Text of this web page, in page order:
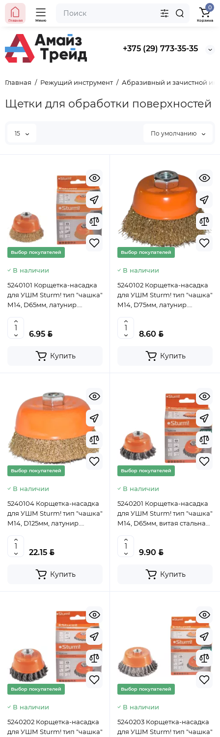
+375 (29) 773-35-35
Главная Меню
0
Корзина
Главная Режущий инструмент Абразивный и зачистной
Щетки для обработки поверхностей
15 По умолчанию
Выбор покупателей
В наличии
5240101 Корщетка-насадка
для УШМ Sturm! тип "чашка"
М14, D65мм, латунир.
4603010057444 (CN)
6.95 BYN
Купить
Выбор покупателей
В наличии
5240102 Корщетка-насадка
для УШМ Sturm! тип "чашка"
М14, D75мм, латунир.
4603010057451 (CN)
8.60 BYN
Купить
Выбор покупателей
В наличии
5240104 Корщетка-насадка
для УШМ Sturm! тип "чашка"
М14, D125мм, латунир.
4603010057482 (CN)
22.15 BYN
Купить
Выбор покупателей
В наличии
5240201 Корщетка-насадка
для УШМ Sturm! тип "чашка"
М14, D65мм, витая стальная
9.90 BYN
Купить
Выбор покупателей
В наличии
5240202 Корщетка-насадка
для УШМ Sturm! тип "чашка"
Выбор покупателей
В наличии
5240203 Корщетка-насадка
для УШМ Sturm! тип "чашка"